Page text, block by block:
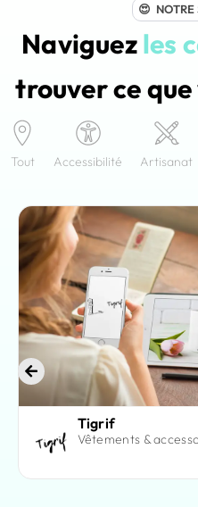
😍 NOTRE
Naviguezles
trouver ce que
Tout Accessibilité Artisanat
Tigrif
Vêtements &